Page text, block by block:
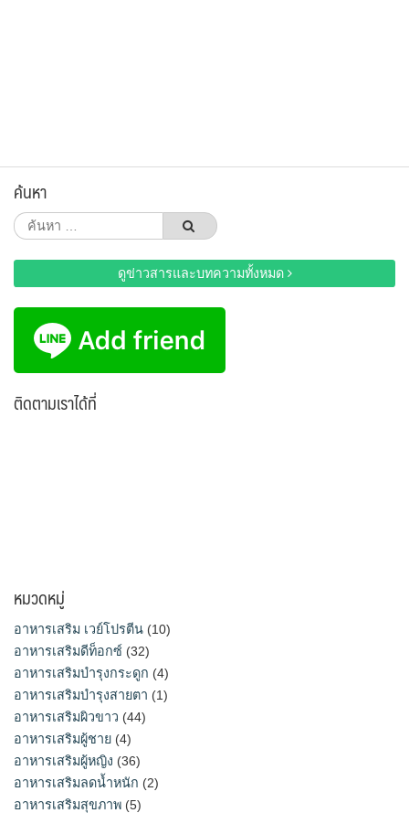
ค้นหา
ค้นหา
สำหรับ:
ดูข่าวสารและบทความทั้งหมด
ติดตามเราได้ที่
หมวดหมู่
อาหารเสริม เวย์โปรตีน (10)
อาหารเสริมดีท็อกซ์ (32)
อาหารเสริมบำรุงกระดูก (4)
อาหารเสริมบำรุงสายตา (1)
อาหารเสริมผิวขาว (44)
อาหารเสริมผู้ชาย (4)
อาหารเสริมผู้หญิง (36)
อาหารเสริมลดน้ำหนัก (2)
อาหารเสริมสุขภาพ (5)